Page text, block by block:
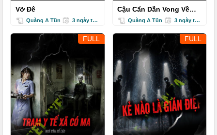
Vỡ Đê
Quàng A Tũn 3 ngày trước
Cậu Cẩn Dẫn Vong Về
NhàQuàng A Tũn 3 ngày trước
FULL FULL